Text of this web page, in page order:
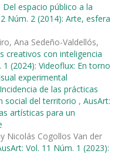
Del espacio público a la
Núm. 2 (2014): Arte, esfera
Ana Sedeño-Valdellós,
creativos con inteligencia
1 (2024): Videoflux: En torno
experimental
Incidencia de las prácticas
social del territorio , AusArt:
artísticas para un
Nicolás Cogollos Van der
Vol. 11 Núm. 1 (2023):